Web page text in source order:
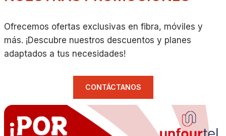
Ofrecemos ofertas exclusivas en fibra, móviles y
más. ¡Descubre nuestros descuentos y planes
adaptados a tus necesidades!
CONTÁCTANOS